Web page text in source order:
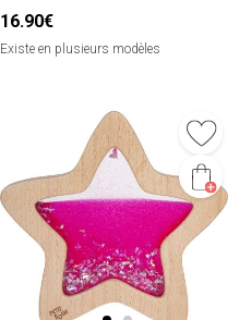
16.90€
Existe en plusieurs modèles